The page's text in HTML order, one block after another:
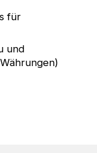
für
und